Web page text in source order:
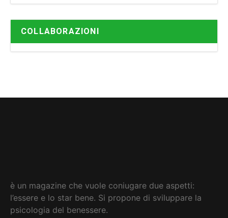
COLLABORAZIONI
è un magazine che vuole coniugare due aspetti:
l’essere e lo star bene. Si propone di sviluppare la
psicologia del benessere.